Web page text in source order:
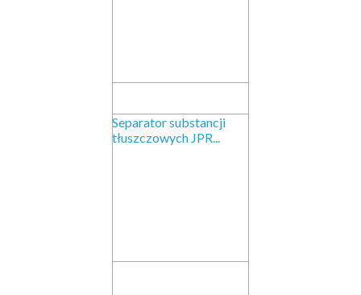
Separator substancji
tłuszczowych JPR...